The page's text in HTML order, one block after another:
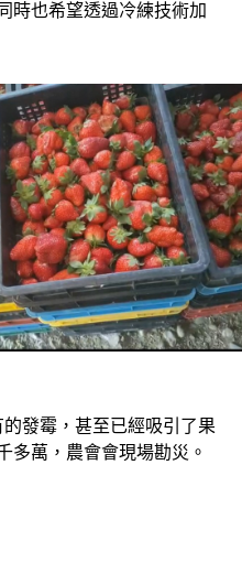
重，農委會勘災，災損兩成
時也希望透過冷練技術加
發霉，甚至已經吸引了果